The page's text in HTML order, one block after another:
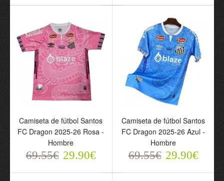
Hombre
69.55€
69.55€
Camiseta de fútbol
Camiseta de fútbol
Camiseta de fútbol Santos
FC Dragon 2025-26 Rosa -
Hombre
69.55€ 29.90€
Camiseta de fútbol Santos
FC Dragon 2025-26 Azul -
Hombre
69.55€ 29.90€